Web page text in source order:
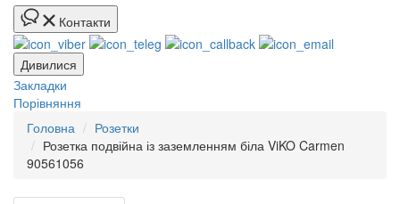
Контакти
Дивилися
Закладки
Порівняння
Головна
Розетки
Розетка подвійна із заземленням біла ViKO Carmen
90561056